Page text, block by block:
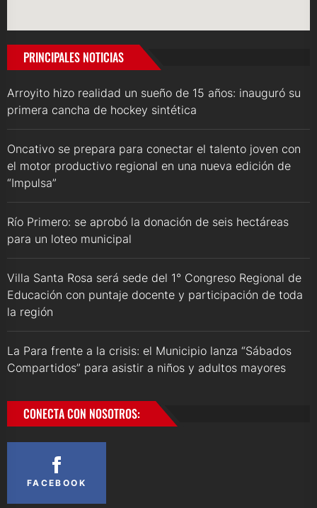
PRINCIPALES NOTICIAS
Arroyito hizo realidad un sueño de 15 años: inauguró su
primera cancha de hockey sintética
Oncativo se prepara para conectar el talento joven con
el motor productivo regional en una nueva edición de
“Impulsa”
Río Primero: se aprobó la donación de seis hectáreas
para un loteo municipal
Villa Santa Rosa será sede del 1° Congreso Regional de
Educación con puntaje docente y participación de toda
la región
La Para frente a la crisis: el Municipio lanza “Sábados
Compartidos” para asistir a niños y adultos mayores
CONECTA CON NOSOTROS:
FACEBOOK